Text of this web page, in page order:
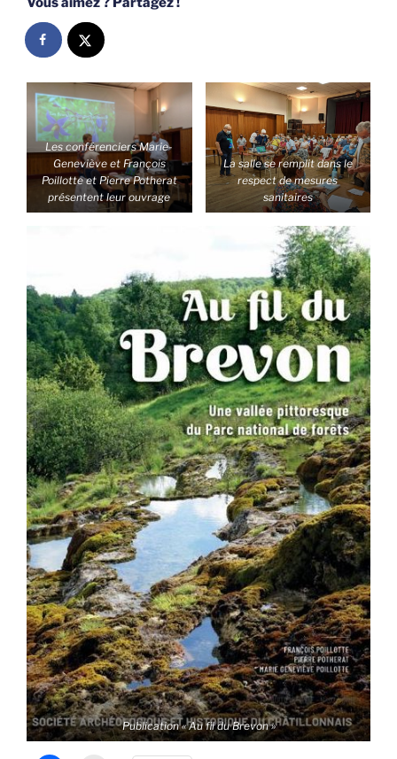
Les conférenciers Marie-
Geneviève et François
Poillotte et Pierre Potherat
présentent leur ouvrage
La salle se remplit dans le
respect de mesures
sanitaires
Publication « Au fil du Brevon »